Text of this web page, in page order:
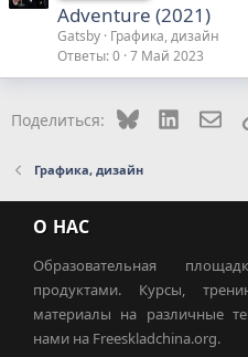
Adventure (2021)
Gatsby Графика, дизайн
Ответы 0 7 Май 2023
Поделиться: Bluesky LinkedIn
Графика, дизайн
О НАС
Образовательная
продуктами. Курсы,
материалы на различные
нами на Freeskladchina.org.